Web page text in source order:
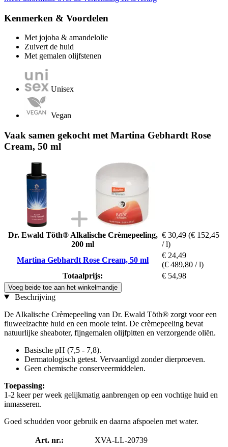
Kenmerken & Voordelen
Met jojoba & amandelolie
Zuivert de huid
Met gemalen olijfstenen
Unisex
Vegan
Vaak samen gekocht met Martina Gebhardt Rose
Cream, 50 ml
Dr. Ewald Töth® Alkalische Crèmepeeling,
200 ml
€ 30,49 (€ 152,45
/ l)
Martina Gebhardt Rose Cream, 50 ml
€ 24,49
(€ 489,80 / l)
Totaalprijs:
€ 54,98
Voeg beide toe aan het winkelmandje
Beschrijving
De Alkalische Crèmepeeling van Dr. Ewald Töth® zorgt voor een
fluweelzachte huid en een mooie teint. De crèmepeeling bevat
natuurlijke sheaboter, fijngemalen olijfpitten en verzorgende oliën.
Basische pH (7,5 - 7,8).
Dermatologisch getest. Vervaardigd zonder dierproeven.
Geen chemische conserveermiddelen.
Toepassing:
1-2 keer per week gelijkmatig aanbrengen op een vochtige huid en
inmasseren.
Goed schudden voor gebruik en daarna afspoelen met water.
Art. nr.:
XVA-LL-20739